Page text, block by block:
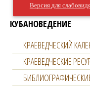
Версия для
КУБАНОВЕДЕНИЕ
КРАЕВЕДЧЕСКИЙ
КРАЕВЕДЧЕСКИЕ